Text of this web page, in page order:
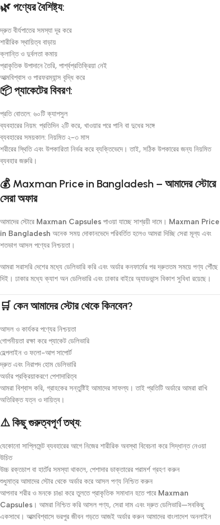
🌿 পণ্যের বৈশিষ্ট্য:
দ্রুত বীর্যপাতের সমস্যা দূর করে
শারীরিক স্থায়িত্ব বাড়ায়
ক্লান্তি ও দুর্বলতা কমায়
প্রাকৃতিক উপাদানে তৈরি, পার্শ্বপ্রতিক্রিয়া নেই
আত্মবিশ্বাস ও পারফরম্যান্স বৃদ্ধি করে
📦 প্যাকেটের বিবরণ:
প্রতি বোতলে: ৬০টি ক্যাপসুল
ব্যবহারের নিয়ম: প্রতিদিন ২টি করে, খাওয়ার পরে পানি বা দুধের সঙ্গে
ব্যবহারের সময়কাল: নিয়মিত ২-৩ মাস
শরীরের স্থিতি এবং উপকারিতা নির্ভর করে ব্যক্তিভেদে। তাই, সঠিক উপকারের জন্য নিয়মিত
ব্যবহার জরুরি।
💰 Maxman Price in Bangladesh – আমাদের স্টোরে
সেরা অফার
আমাদের স্টোরে Maxman Capsules পাওয়া যাচ্ছে সাশ্রয়ী দামে। Maxman Price
in Bangladesh অনেক সময় দোকানভেদে পরিবর্তিত হলেও আমরা দিচ্ছি সেরা মূল্য এবং
শতভাগ আসল পণ্যের নিশ্চয়তা।
আমরা সরাসরি দেশের মধ্যে ডেলিভারি করি এবং অর্ডার কনফার্মের পর দ্রুততম সময়ে পণ্য পৌঁছে
দিই। ঢাকার মধ্যে ক্যাশ অন ডেলিভারি এবং ঢাকার বাইরে অ্যাডভান্স বিকাশ সুবিধা রয়েছে।
🛒 কেন আমাদের স্টোর থেকে কিনবেন?
আসল ও কার্যকর পণ্যের নিশ্চয়তা
গোপনীয়তা রক্ষা করে প্যাকেট ডেলিভারি
হেল্পলাইন ও ফলো-আপ সাপোর্ট
দ্রুত এবং নিরাপদ হোম ডেলিভারি
অর্ডার প্রক্রিয়াকরণে পেশাদারিত্ব
আমরা বিশ্বাস করি, গ্রাহকের সন্তুষ্টিই আমাদের সাফল্য। তাই প্রতিটি অর্ডারে আমরা রাখি
অতিরিক্ত যত্ন ও দায়িত্ব।
⚠️ কিছু গুরুত্বপূর্ণ তথ্য:
যেকোনো সাপ্লিমেন্ট ব্যবহারের আগে নিজের শারীরিক অবস্থা বিবেচনা করে সিদ্ধান্ত নেওয়া
উচিত
উচ্চ রক্তচাপ বা হার্টের সমস্যা থাকলে, পেশাদার ডাক্তারের পরামর্শ গ্রহণ করুন
শুধুমাত্র আমাদের স্টোর থেকে অর্ডার করে আসল পণ্য নিশ্চিত করুন
আপনার শরীর ও মনকে চাঙা করে তুলতে প্রাকৃতিক সমাধান হতে পারে Maxman
Capsules । আমরা নিশ্চিত করি আসল পণ্য, সেরা দাম এবং দ্রুত ডেলিভারি—সবকিছু
একসাথে। আত্মবিশ্বাসে ভরপুর জীবন গড়তে আজই অর্ডার করুন আমাদের বাংলাদেশ অনলাইন